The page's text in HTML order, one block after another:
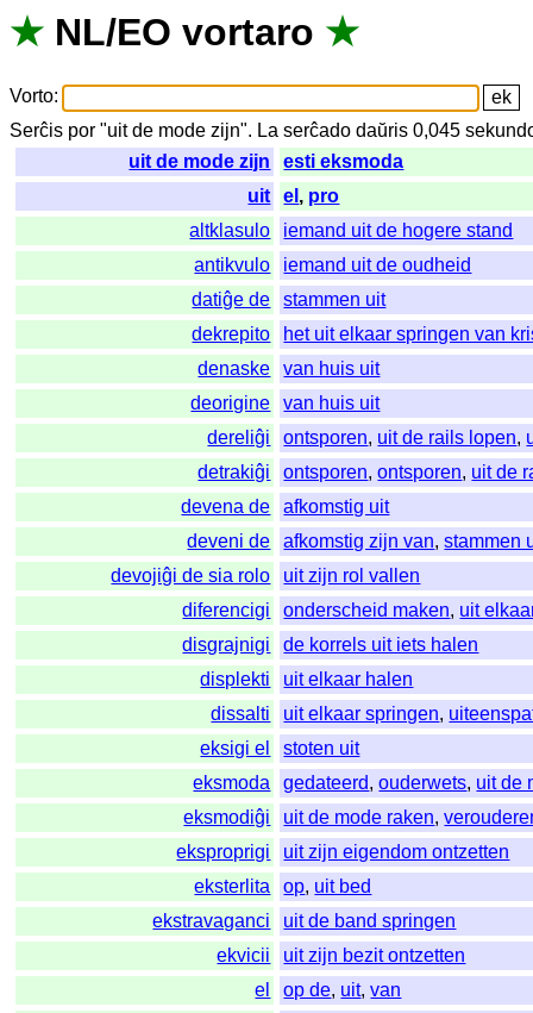
★ NL/EO vortaro ★
Vorto:
Serĉis por "uit de mode zijn". La serĉado daŭris 0,045
uit de mode zijn
esti eksmoda
uit
el , pro
altklasulo
iemand uit de hogere stand
antikvulo
iemand uit de oudheid
datiĝe de
stammen uit
dekrepito
het uit elkaar springen van
denaske
van huis uit
deorigine
van huis uit
dereliĝi
ontsporen, uit de rails lopen,
detrakiĝi
ontsporen,ontsporen, uit de
devena de
afkomstig uit
deveni de
afkomstig zijn van,stammen
devojiĝi de sia rolo
uit zijn rol vallen
diferencigi
onderscheid maken, uit
disgrajnigi
de korrels uit iets halen
displekti
uit elkaar halen
dissalti
uit elkaar springen,
eksigi el
stoten uit
eksmoda
gedateerd,ouderwets, uit de
eksmodiĝi
uit de mode raken,
eksproprigi
uit zijn eigendom ontzetten
eksterlita
op, uit bed
ekstravaganci
uit de band springen
ekvicii
uit zijn bezit ontzetten
el
op de, uit,van